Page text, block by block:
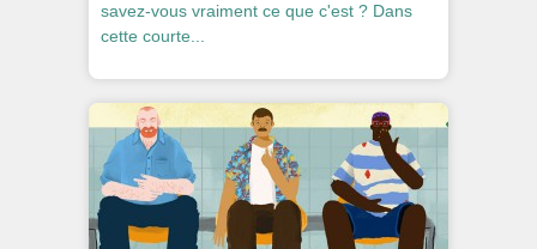
savez-vous vraiment ce que c'est ? Dans
cette courte...